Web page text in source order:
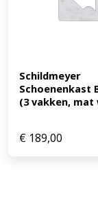
Schildmeyer
Schoenenkast
(3 vakken, mat
€ 189,00